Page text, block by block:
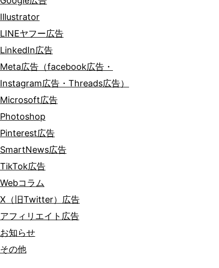
Illustrator
LINEヤフー広告
LinkedIn広告
Meta広告（facebook広告・
Instagram広告・Threads広告）
Microsoft広告
Photoshop
Pinterest広告
SmartNews広告
TikTok広告
Webコラム
X（旧Twitter）広告
アフィリエイト広告
お知らせ
その他